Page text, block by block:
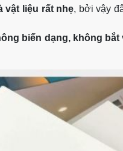
vật liệu rất nhẹ, bởi vậy
biến dạng, không bắt